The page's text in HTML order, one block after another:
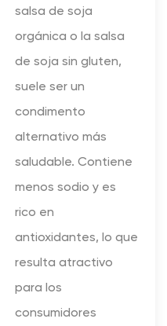
salsa de soja
orgánica o la salsa
de soja sin gluten,
suele ser un
condimento
alternativo más
saludable. Contiene
menos sodio y es
rico en
antioxidantes, lo que
resulta atractivo
para los
consumidores